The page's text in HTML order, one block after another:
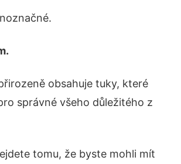
obsahuje tuky, které
správné všeho důležitého z
tomu, že byste mohli mít